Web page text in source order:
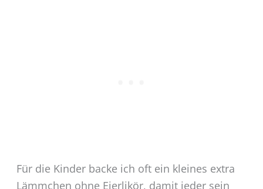
Für die Kinder backe ich oft ein kleines extra
Lämmchen ohne Eierlikör, damit jeder sein